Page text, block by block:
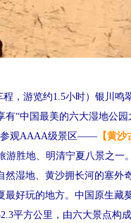
程，游览约1.5小时）银川鸣
“中国最美的六大湿地公
观AAAA级景区—— 【黄沙
游胜地、明清宁夏八景之一
湿地、黄沙拥长河的塞外
好玩的地方。中国原生藏
平方公里，由六大景点构